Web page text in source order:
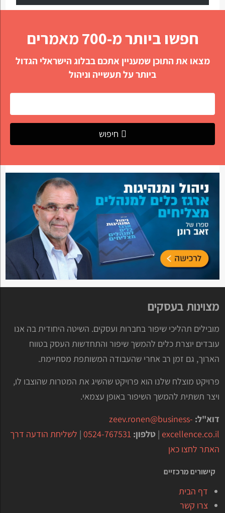
חפשו ביותר מ-700 מאמרים
מצאו את התוכן שמעניין אתכם בבלוג הישראלי הגדול
ביותר על תעשייה וניהול
חיפוש
מצוינות בעסקים
מובילים תהליכי שיפור בחברות ועסקים. השיטה היחודית בה אנו
עובדים יוצרת כלים להמשך שיפור והתחדשות העסק בטווח
הארוך, גם זמן רב אחרי שהעבודה המשותפת מסתיימת.
פרויקט מוצלח שלנו הוא פרויקט שהשיג את המטרות שהוצבו לו,
ויצר תשתית להמשך השיפור באופן עצמאי.
דוא"ל: zeev.ronen@business-
excellence.co.il
| טלפון: 0524-767531
| לשליחת הודעה דרך
האתר לחצו כאן
קישורים מרכזיים
דף הבית
צרו קשר